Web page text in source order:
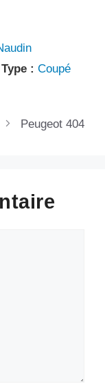
Type : Coupé
Peugeot 404